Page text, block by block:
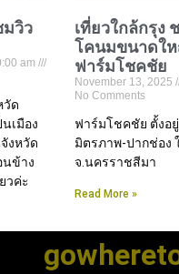
มวิว
am
วัด
เมือง
งหวัด
นข้าง
วค่ะ
เที่ยวใกล้กรุง
โคนมขนาดใ
ฟาร์มโชคชัย
November 13, 2025
No Comments
ฟาร์มโชคชัย ตั้งอ
มิตรภาพ-ปากช่อง
จ.นครราชสีมา
Read More »